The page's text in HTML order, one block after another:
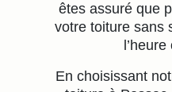
êtes assuré que
votre toiture sans
En choisissant